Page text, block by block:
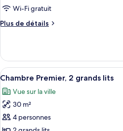
type
chambre :
très
grand
lit
Wi-Fi gratuit
Plus de détails
Plus
Chambre
Premier,
1
grand
lit
Afficher
toutes
les
photos
pour
6
Chambre Premier, 2 grands lits
Vue sur la ville
30 m²
4 personnes